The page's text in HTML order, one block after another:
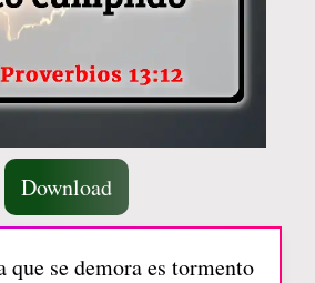
Download
que se demora es tormento